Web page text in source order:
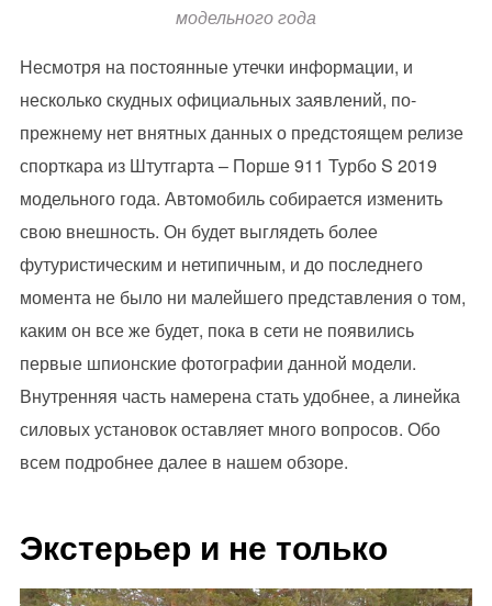
модельного года
Несмотря на постоянные утечки информации, и
несколько скудных официальных заявлений, по-
прежнему нет внятных данных о предстоящем релизе
спорткара из Штутгарта – Порше 911 Турбо S 2019
модельного года. Автомобиль собирается изменить
свою внешность. Он будет выглядеть более
футуристическим и нетипичным, и до последнего
момента не было ни малейшего представления о том,
каким он все же будет, пока в сети не появились
первые шпионские фотографии данной модели.
Внутренняя часть намерена стать удобнее, а линейка
силовых установок оставляет много вопросов. Обо
всем подробнее далее в нашем обзоре.
Экстерьер и не только